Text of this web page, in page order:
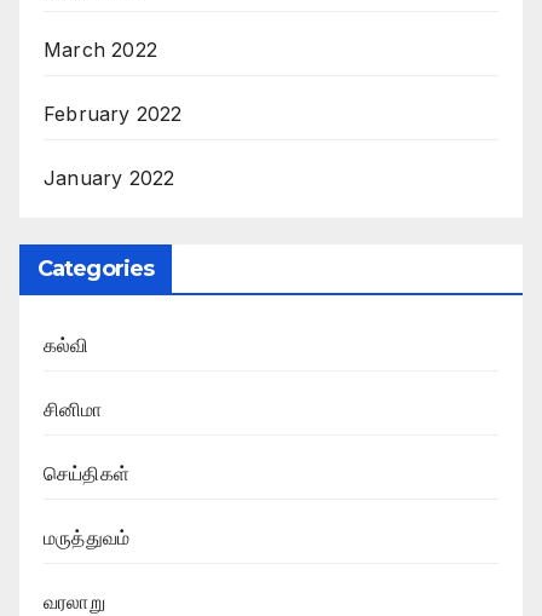
March 2022
February 2022
January 2022
Categories
கல்வி
சினிமா
செய்திகள்
மருத்துவம்
வரலாறு